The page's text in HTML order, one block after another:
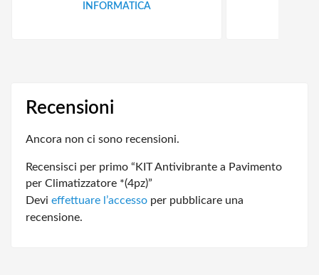
INFORMATICA
Recensioni
Ancora non ci sono recensioni.
Recensisci per primo “KIT Antivibrante a Pavimento
per Climatizzatore *(4pz)”
Devi effettuare l’accesso per pubblicare una
recensione.